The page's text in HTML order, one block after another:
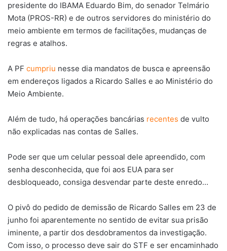
presidente do IBAMA Eduardo Bim, do senador Telmário
Mota (PROS-RR) e de outros servidores do ministério do
meio ambiente em termos de facilitações, mudanças de
regras e atalhos.
A PF cumpriu nesse dia mandatos de busca e apreensão
em endereços ligados a Ricardo Salles e ao Ministério do
Meio Ambiente.
Além de tudo, há operações bancárias recentes de vulto
não explicadas nas contas de Salles.
Pode ser que um celular pessoal dele apreendido, com
senha desconhecida, que foi aos EUA para ser
desbloqueado, consiga desvendar parte deste enredo…
O pivô do pedido de demissão de Ricardo Salles em 23 de
junho foi aparentemente no sentido de evitar sua prisão
iminente, a partir dos desdobramentos da investigação.
Com isso, o processo deve sair do STF e ser encaminhado